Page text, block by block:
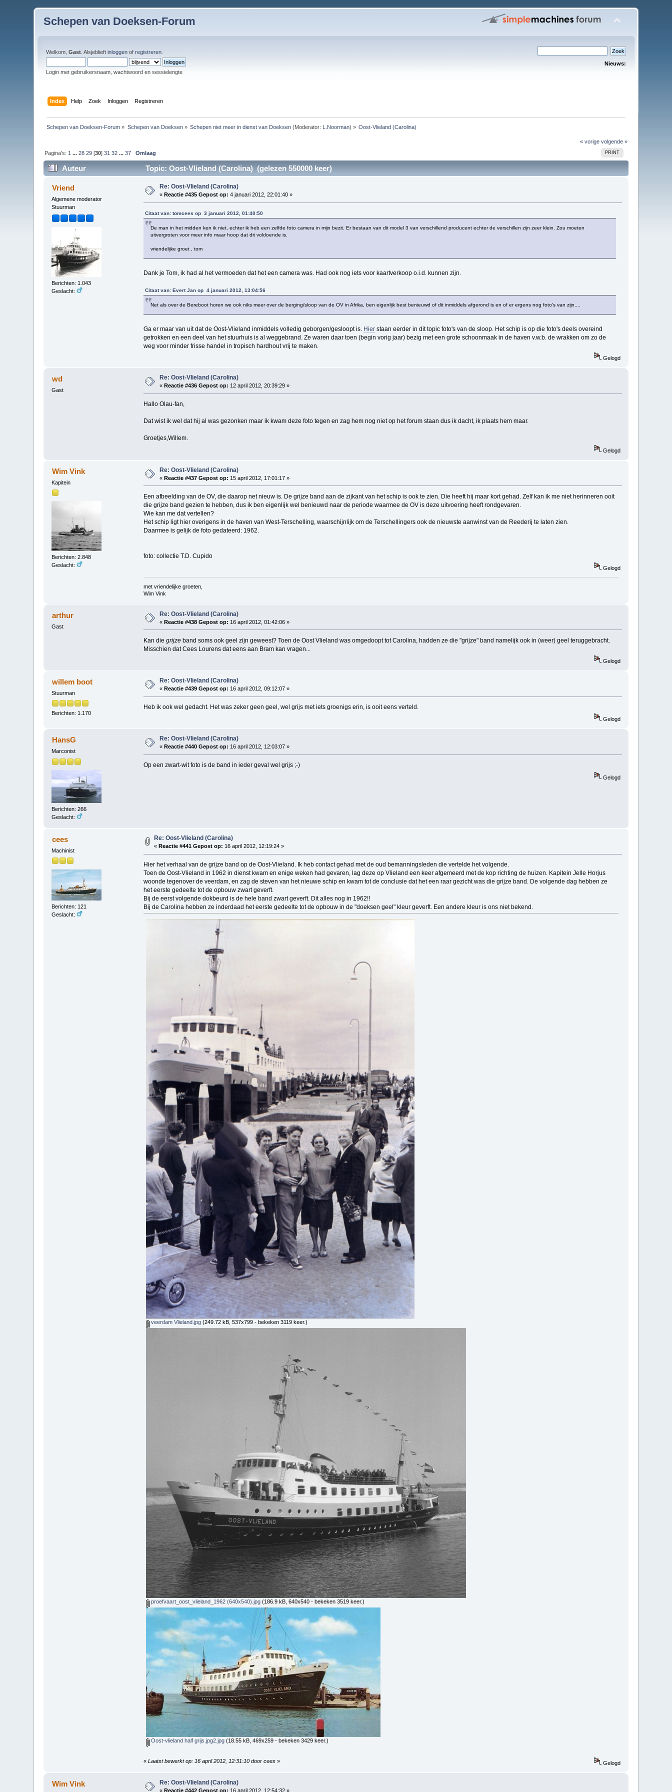
Schepen van Doeksen-Forum
Welkom,Gast . Alsjeblieftinloggen ofregistreren
Login met gebruikersnaam, wachtwoord en sessielengte
Nieuws:
Index Help Zoek Inloggen Registreren
Schepen van Doeksen-Forum » Schepen van Doeksen» Schepen niet meer in dienst van Doeksen (Moderator: L.Noorman) » Oost-Vlieland (Carolina)
« vorige volgende »
PRINT
Pagina's: 1 ...28 29 [30]31 32 ...37 Omlaag
Auteur Topic: Oost-Vlieland (Carolina) (gelezen 550000 keer)
Vriend
Algemene moderator
Stuurman
Berichten: 1.043
Geslacht:
Re: Oost-Vlieland (Carolina)
« Reactie #435 Gepost op: 4 januari 2012, 22:01:40 »
Citaat van: tomcees op 3 januari 2012, 01:40:50
De man in het midden ken ik niet, echter ik heb een zelfde foto camera in mijn bezit. Er bestaan van dit model 3 van verschillend producent echter de verschillen zijn zeer klein. Zou moeten
uitvergroten voor meer info maar hoop dat dit voldoende is.
vriendelijke groet , tom
Dank je Tom, ik had al het vermoeden dat het een camera was. Had ook nog iets voor kaartverkoop o.i.d. kunnen zijn.
Citaat van: Evert Jan op 4 januari 2012, 13:04:56
Net als over de Bereboot horen we ook niks meer over de berging/sloop van de OV in Afrika, ben eigenlijk best benieuwd of dit inmiddels afgerond is en of er ergens nog foto's van zijn....
Ga er maar van uit dat de Oost-Vlieland inmiddels volledig geborgen/gesloopt is. Hierstaan eerder in dit topic foto's van de sloop. Het schip is op die foto's deels overeind
getrokken en een deel van het stuurhuis is al weggebrand. Ze waren daar toen (begin vorig jaar) bezig met een grote schoonmaak in de haven v.w.b. de wrakken om zo de
weg voor minder frisse handel in tropisch hardhout vrij te maken.
Gelogd
wd
Gast
Re: Oost-Vlieland (Carolina)
« Reactie #436 Gepost op: 12 april 2012, 20:39:29 »
Hallo Olau-fan,
Dat wist ik wel dat hij al was gezonken maar ik kwam deze foto tegen en zag hem nog niet op het forum staan dus ik dacht, ik plaats hem maar.
Groetjes,Willem.
Gelogd
Wim Vink
Kapitein
Berichten: 2.848
Geslacht:
Re: Oost-Vlieland (Carolina)
«Reactie #437 Gepost op: 15 april 2012, 17:01:17 »
Een afbeelding van de OV, die daarop net nieuw is. De grijze band aan de zijkant van het schip is ook te zien. Die heeft hij maar kort gehad. Zelf kan ik me niet herinneren ooit
die grijze band gezien te hebben, dus ik ben eigenlijk wel benieuwd naar de periode waarmee de OV is deze uitvoering heeft rondgevaren.
Wie kan me dat vertellen?
Het schip ligt hier overigens in de haven van West-Terschelling, waarschijnlijk om de Terschellingers ook de nieuwste aanwinst van de Reederij te laten zien.
Daarmee is gelijk de foto gedateerd: 1962.
foto: collectie T.D. Cupido
Gelogd
met vriendelijke groeten,
Wim Vink
arthur
Gast
Re: Oost-Vlieland (Carolina)
«Reactie #438 Gepost op: 16 april 2012, 01:42:06 »
Kan die grijzeband soms ook geel zijn geweest? Toen de Oost Vlieland was omgedoopt tot Carolina, hadden ze die "grijze" band namelijk ook in (weer) geel teruggebracht.
Misschien dat Cees Lourens dat eens aan Bram kan vragen...
Gelogd
willem boot
Stuurman
Berichten: 1.170
Re: Oost-Vlieland (Carolina)
«Reactie #439 Gepost op: 16 april 2012, 09:12:07 »
Heb ik ook wel gedacht. Het was zeker geen geel, wel grijs met iets groenigs erin, is ooit eens verteld.
Gelogd
HansG
Marconist
Berichten: 266
Geslacht:
Re: Oost-Vlieland (Carolina)
« Reactie #440 Gepost op: 16 april 2012, 12:03:07 »
Op een zwart-wit foto is de band in ieder geval wel grijs ;-)
Gelogd
cees
Machinist
Berichten: 121
Geslacht:
Re: Oost-Vlieland (Carolina)
«Reactie #441 Gepost op: 16 april 2012, 12:19:24 »
Hier het verhaal van de grijze band op de Oost-Vlieland. Ik heb contact gehad met de oud bemanningsleden die vertelde het volgende.
Toen de Oost-Vlieland in 1962 in dienst kwam en enige weken had gevaren, lag deze op Vlieland een keer afgemeerd met de kop richting de huizen. Kapitein Jelle Horjus
woonde tegenover de veerdam, en zag de steven van het nieuwe schip en kwam tot de conclusie dat het een raar gezicht was die grijze band. De volgende dag hebben ze
het eerste gedeelte tot de opbouw zwart geverft.
Bij de eerst volgende dokbeurd is de hele band zwart geverft. Dit alles nog in 1962!!
Bij de Carolina hebben ze inderdaad het eerste gedeelte tot de opbouw in de "doeksen geel" kleur geverft. Een andere kleur is ons niet bekend.
veerdam Vlieland.jpg (249.72 kB, 537x799 - bekeken 3119 keer.)
proefvaart_oost_vlieland_1962 (640x540).jpg (186.9 kB, 640x540 - bekeken 3519 keer.)
Oost-vlieland half grijs.jpg2.jpg (18.55 kB, 469x259 - bekeken 3429 keer.)
« Laatst bewerkt op: 16 april 2012, 12:31:10 door cees» Gelogd
Wim Vink Re: Oost-Vlieland (Carolina)
«Reactie #442 Gepost op: 16 april 2012, 12:54:32 »